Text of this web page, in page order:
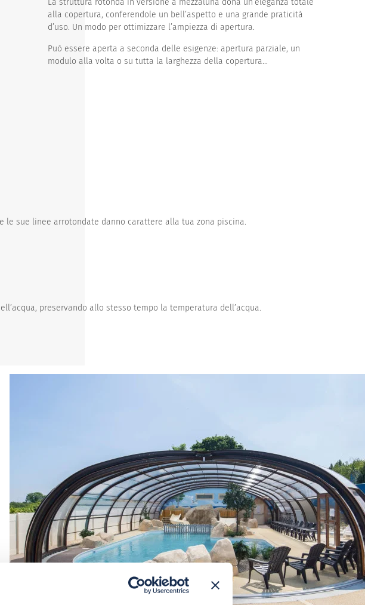
La struttura rotonda in versione a mezzaluna dona un’eleganza totale
alla copertura, conferendole un bell’aspetto e una grande praticità
d’uso. Un modo per ottimizzare l’ampiezza di apertura.
Può essere aperta a seconda delle esigenze: apertura parziale, un
modulo alla volta o su tutta la larghezza della copertura...
sue linee arrotondate danno carattere alla tua zona piscina.
preservando allo stesso tempo la temperatura dell’acqua.